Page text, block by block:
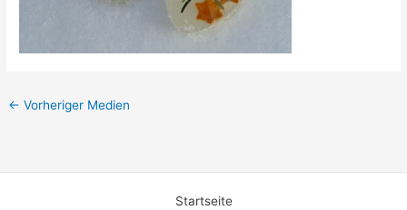
← Vorheriger Medien
Startseite